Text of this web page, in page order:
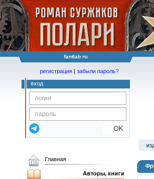
fantlab ru
регистрация | забыли пароль?
вход
OK
Главная
Авторы, книги